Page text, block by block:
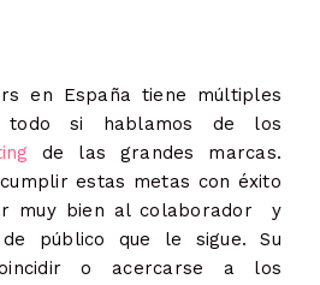
en España tiene múltiples
todo si hablamos de los
de las grandes marcas.
estas metas con éxito
muy bien al colaborador y
público que le sigue. Su
o acercarse a los